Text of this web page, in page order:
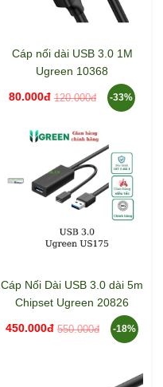
Cáp nối dài USB 3.0 1M
Ugreen 10368
80.000đ 120.000đ -33%
Cáp Nối Dài USB 3.0 dài 5m
Chipset Ugreen 20826
450.000đ 550.000đ -18%